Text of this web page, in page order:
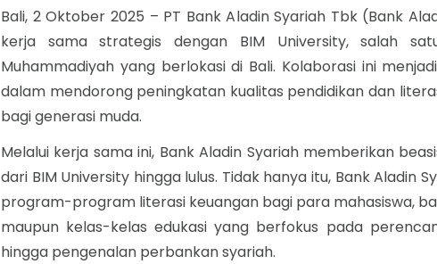
Bali, 2 Oktober 2025 – PT Bank Aladin Syariah Tbk (Bank
kerja sama strategis dengan BIM University, salah
Muhammadiyah yang berlokasi di Bali. Kolaborasi ini
dalam mendorong peningkatan kualitas pendidikan dan
bagi generasi muda.
Melalui kerja sama ini, Bank Aladin Syariah memberikan
dari BIM University hingga lulus. Tidak hanya itu, Bank Aladin
program-program literasi keuangan bagi para mahasiswa,
maupun kelas-kelas edukasi yang berfokus pada
hingga pengenalan perbankan syariah.